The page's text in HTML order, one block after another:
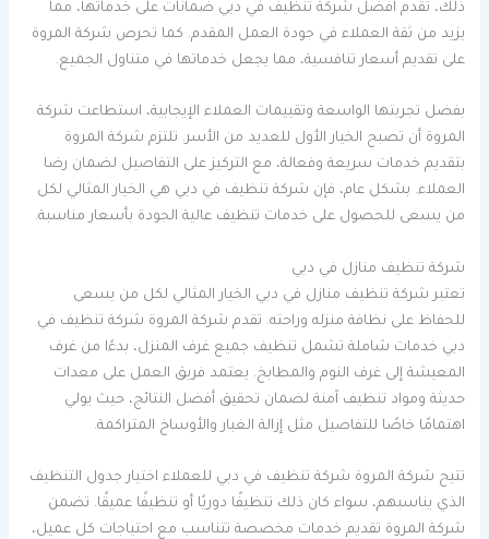
ذلك، تقدم افضل شركة تنظيف في دبي ضمانات على خدماتها، مما
يزيد من ثقة العملاء في جودة العمل المقدم. كما تحرص شركة المروة
على تقديم أسعار تنافسية، مما يجعل خدماتها في متناول الجميع.
بفضل تجربتها الواسعة وتقييمات العملاء الإيجابية، استطاعت شركة
المروة أن تصبح الخيار الأول للعديد من الأسر. تلتزم شركة المروة
بتقديم خدمات سريعة وفعالة، مع التركيز على التفاصيل لضمان رضا
العملاء. بشكل عام، فإن شركة تنظيف في دبي هي الخيار المثالي لكل
من يسعى للحصول على خدمات تنظيف عالية الجودة بأسعار مناسبة.
شركة تنظيف منازل في دبي
تعتبر شركة تنظيف منازل في دبي الخيار المثالي لكل من يسعى
للحفاظ على نظافة منزله وراحته. تقدم شركة المروة شركة تنظيف في
دبي خدمات شاملة تشمل تنظيف جميع غرف المنزل، بدءًا من غرف
المعيشة إلى غرف النوم والمطابخ. يعتمد فريق العمل على معدات
حديثة ومواد تنظيف آمنة لضمان تحقيق أفضل النتائج، حيث يولي
اهتمامًا خاصًا للتفاصيل مثل إزالة الغبار والأوساخ المتراكمة.
تتيح شركة المروة شركة تنظيف في دبي للعملاء اختيار جدول التنظيف
الذي يناسبهم، سواء كان ذلك تنظيفًا دوريًا أو تنظيفًا عميقًا. تضمن
شركة المروة تقديم خدمات مخصصة تتناسب مع احتياجات كل عميل،